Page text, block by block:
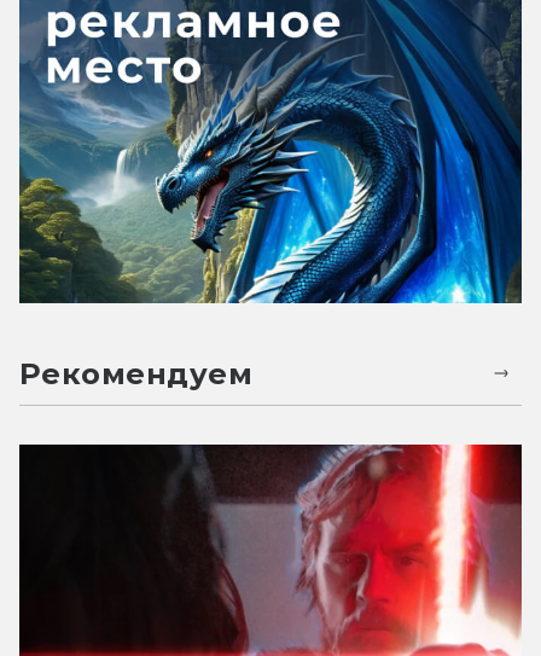
Рекомендуем